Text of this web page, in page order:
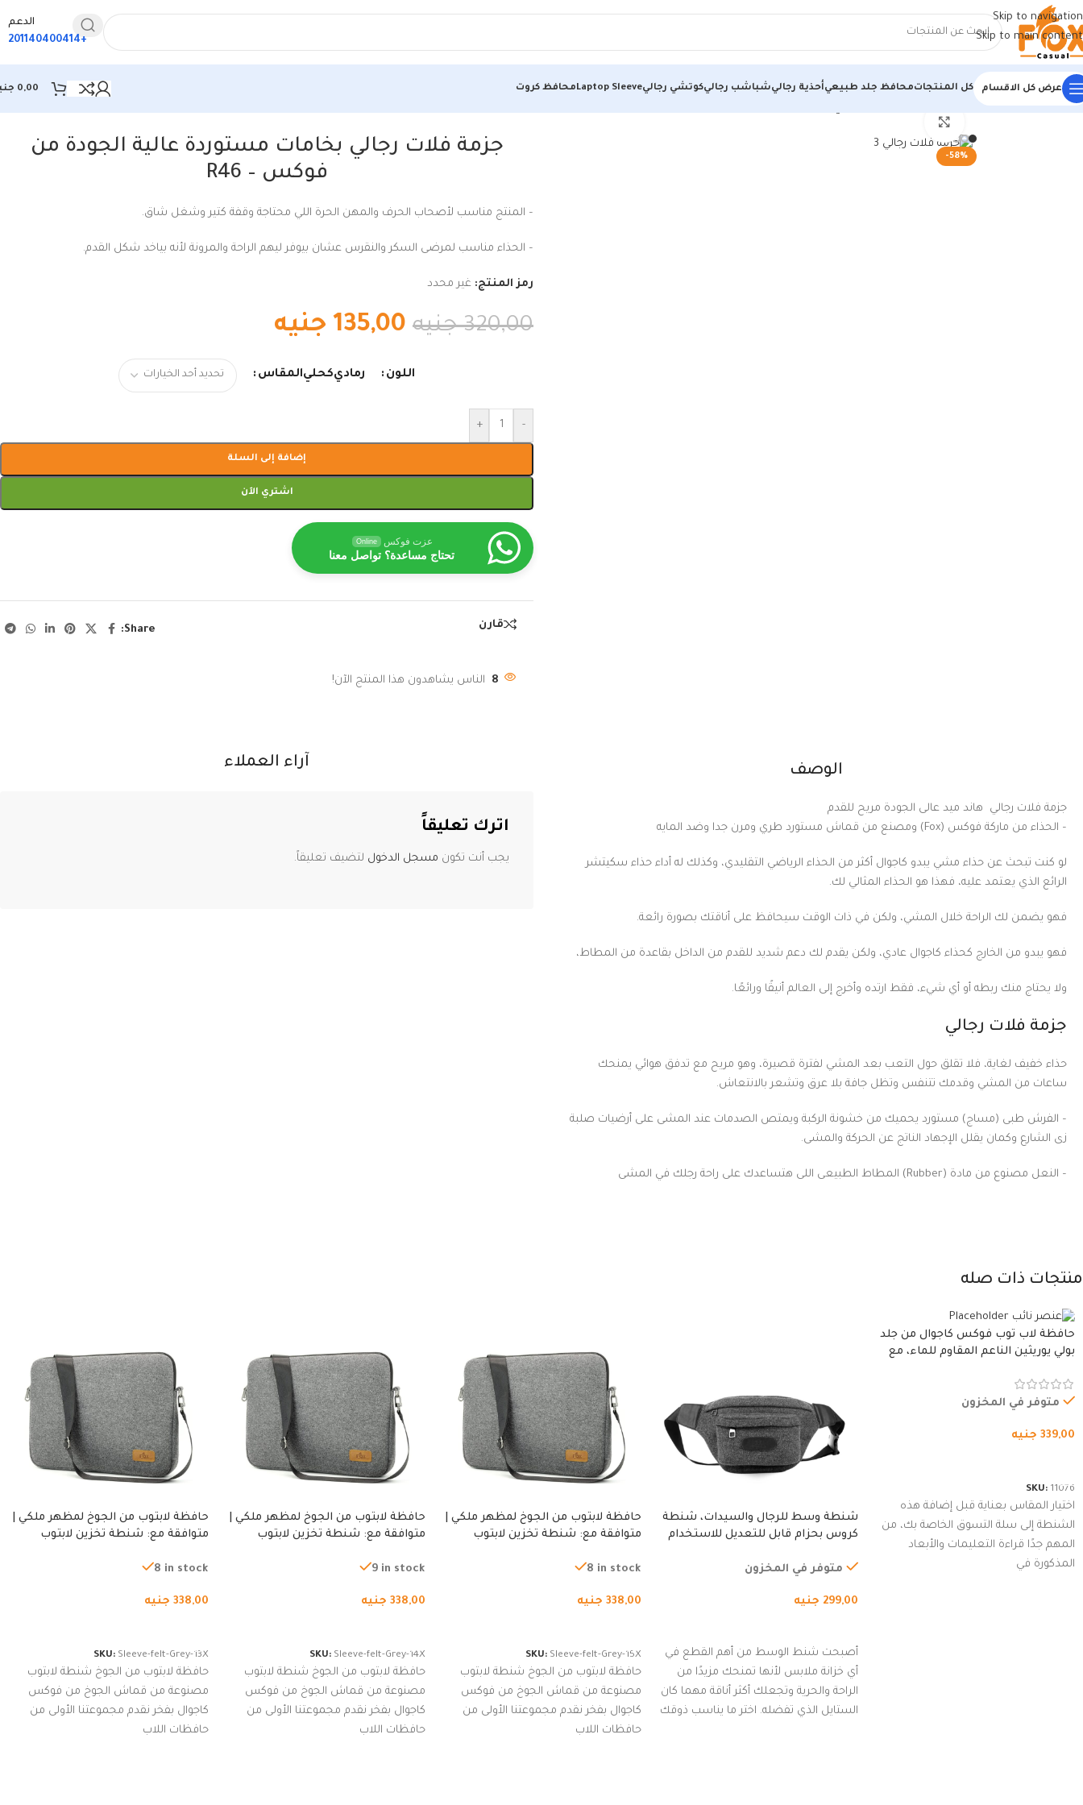
Skip to navigation
Skip to main content
الدعم
+201140400414
عرض كل الاقسام كل المنتجاتمحافظ جلد طبيعيأحذية رجاليشباشب رجاليكوتشي رجاليLaptop Sleeveمحافظ كروت 0,00
الرئيسية/أحذية رجالي
-58%
جزمة فلات رجالي بخامات مستوردة عالية الجودة من
فوكس – R46
– المنتج مناسب لأصحاب الحرف والمهن الحرة اللي محتاجة وقفة كتير وشغل شاق.
– الحذاء مناسب لمرضى السكر والنقرس عشان بيوفر ليهم الراحة والمرونة لأنه بياخد شكل القدم.
رمز المنتج: غير محدد
320,00 جنيه 135,00 جنيه
اللون رماديكحليالمقاس
-
+
إضافة إلى السلة
اشتري الآن
عزت فوكس Online
تحتاج مساعدة؟ تواصل معنا
قارن Share:
8 الناس يشاهدون هذا المنتج الآن!
الوصف
جزمة فلات رجالي هاند ميد عالى الجودة مريح للقدم
– الحذاء من ماركة فوكس (Fox) ومصنع من قماش مستورد طري ومرن جدا وضد المايه
لو كنت تبحث عن حذاء مشي يبدو كاجوال أكثر من الحذاء الرياضي التقليدي، وكذلك له أداء حذاء سكيتشر
الرائع الذي يعتمد عليه، فهذا هو الحذاء المثالي لك.
فهو يضمن لك الراحة خلال المشي، ولكن في ذات الوقت سيحافظ على أناقتك بصورة رائعة.
فهو يبدو من الخارج كحذاء كاجوال عادي، ولكن يقدم لك دعم شديد للقدم من الداخل بقاعدة من المطاط،
ولا يحتاج منك ربطه أو أي شيء، فقط ارتده وأخرج إلى العالم أنيقًا ورائعًا.
جزمة فلات رجالي
حذاء خفيف لغاية، فلا تقلق حول التعب بعد المشي لفترة قصيرة، وهو مريح مع تدفق هوائي يمنحك
ساعات من المشي وقدمك تتنفس وتظل جافة بلا عرق وتشعر بالانتعاش.
– الفرش طبى (مساج) مستورد يحميك من خشونة الركبة ويمتص الصدمات عند المشى على أرضيات صلبة
زى الشارع وكمان يقلل الإجهاد الناتج عن الحركة والمشى.
– النعل مصنوع من مادة (Rubber) المطاط الطبيعى اللى هتساعدك على راحة رجلك في المشى
آراء العملاء
اترك تعليقاً
يجب أنت تكون مسجل الدخول لتضيف تعليقاً.
منتجات ذات صله
حافظة لاب توب فوكس كاجوال من جلد
بولي يوريثين الناعم المقاوم للماء، مع
متوفر في المخزون
339,00 جنيه
SKU: 11076
اختيار المقاس بعناية قبل إضافة هذه
الشنطة إلى سلة التسوق الخاصة بك، من
المهم جدًا قراءة التعليمات والأبعاد
المذكورة في
شنطة وسط للرجال والسيدات، شنطة
كروس بحزام قابل للتعديل للاستخدام
المشي لمسافات طويلة، وركوب
متوفر في المخزون
299,00 جنيه
أصبحت شنط الوسط من أهم القطع في
أي خزانة ملابس لأنها تمنحك مزيدًا من
الراحة والحرية وتجعلك أكثر أناقة مهما كان
الستايل الذي تفضله. اختر ما يناسب ذوقك
حافظة لابتوب من الجوخ لمظهر ملكي |
متوافقة مع: شنطة تخزين لابتوب
من الجوخ لجهاز نوت بوك والتابلت،
8 in stock
338,00 جنيه
SKU: Sleeve-felt-Grey-15X
حافظة لابتوب من الجوخ شنطة لابتوب
مصنوعة من قماش الجوخ من فوكس
كاجوال بفخر نقدم مجموعتنا الأولى من
حافظات اللاب
حافظة لابتوب من الجوخ لمظهر ملكي |
متوافقة مع: شنطة تخزين لابتوب
من الجوخ لجهاز نوت بوك والتابلت،
9 in stock
338,00 جنيه
SKU: Sleeve-felt-Grey-14X
حافظة لابتوب من الجوخ شنطة لابتوب
مصنوعة من قماش الجوخ من فوكس
كاجوال بفخر نقدم مجموعتنا الأولى من
حافظات اللاب
حافظة لابتوب من الجوخ لمظهر ملكي |
متوافقة مع: شنطة تخزين لابتوب
من الجوخ لجهاز نوت بوك والتابلت،
8 in stock
338,00 جنيه
SKU: Sleeve-felt-Grey-13X
حافظة لابتوب من الجوخ شنطة لابتوب
مصنوعة من قماش الجوخ من فوكس
كاجوال بفخر نقدم مجموعتنا الأولى من
حافظات اللاب